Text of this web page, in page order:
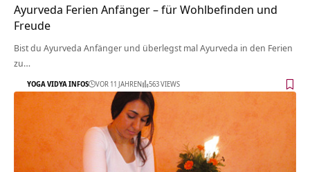
Ayurveda Ferien Anfänger – für Wohlbefinden und
Freude
Bist du Ayurveda Anfänger und überlegst mal Ayurveda in den Ferien
zu…
YOGA VIDYA INFOS VOR 11 JAHREN 563 VIEWS